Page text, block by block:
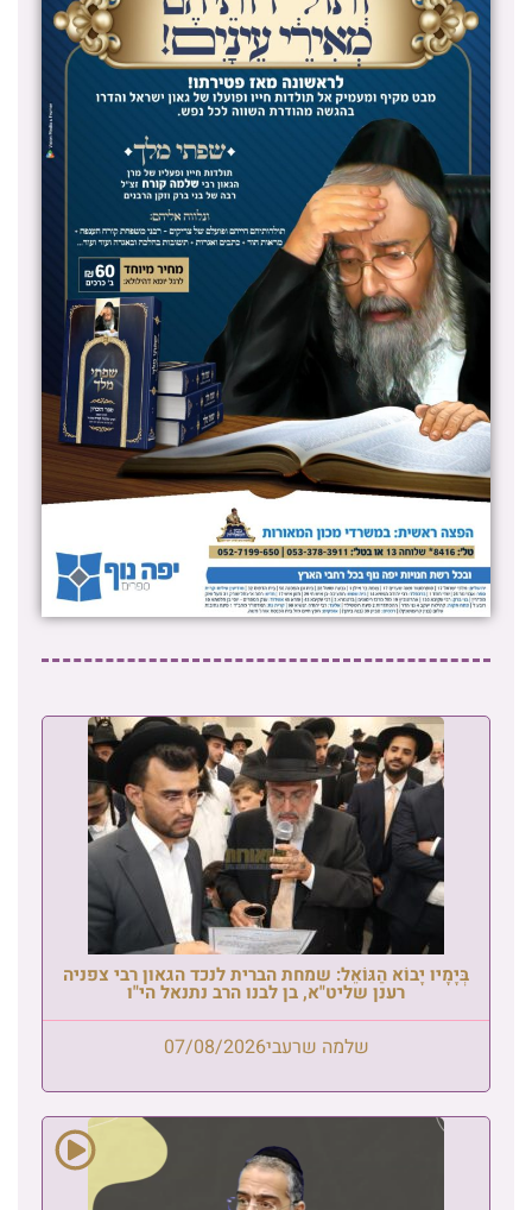
בְּיָמָיו יָבוֹא הַגּוֹאֵל: שמחת הברית לנכד הגאון רבי צפניה
רענן שליט"א, בן לבנו הרב נתנאל הי"ו
שלמה שרעבי07/08/2026